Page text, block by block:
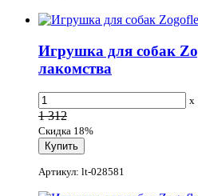
Игрушка для собак
лакомства
x
1 312
Скидка 18%
Артикул: lt-028581